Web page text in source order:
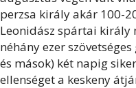
perzsa király akár 100-
Leonidász spártai király
néhány ezer
és mások) két napig
ellenséget a keskeny